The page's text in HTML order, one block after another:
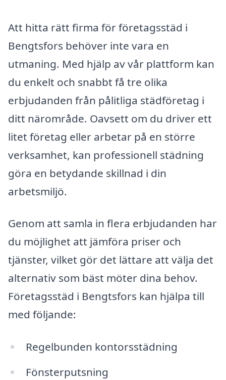
Att hitta rätt firma för företagsstäd i
Bengtsfors behöver inte vara en
utmaning. Med hjälp av vår plattform kan
du enkelt och snabbt få tre olika
erbjudanden från pålitliga städföretag i
ditt närområde. Oavsett om du driver ett
litet företag eller arbetar på en större
verksamhet, kan professionell städning
göra en betydande skillnad i din
arbetsmiljö.
Genom att samla in flera erbjudanden har
du möjlighet att jämföra priser och
tjänster, vilket gör det lättare att välja det
alternativ som bäst möter dina behov.
Företagsstäd i Bengtsfors kan hjälpa till
med följande:
Regelbunden kontorsstädning
Fönsterputsning